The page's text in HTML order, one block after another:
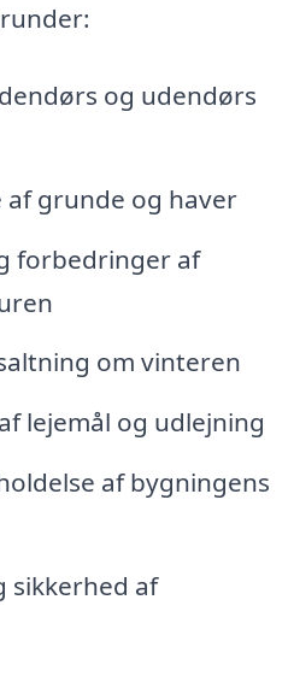
og udendørs
af grunde og haver
forbedringer af
om vinteren
lejemål og udlejning
af bygningens
sikkerhed af